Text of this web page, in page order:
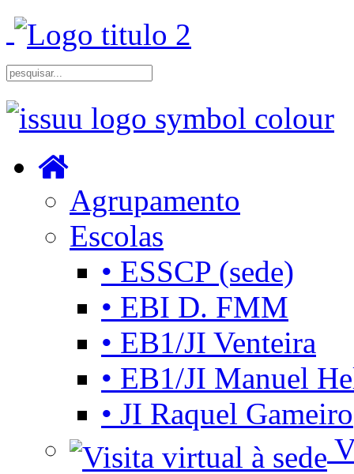
Agrupamento
Escolas
• ESSCP (sede)
• EBI D. FMM
• EB1/JI Venteira
• EB1/JI Manuel
• JI Raquel Gameiro